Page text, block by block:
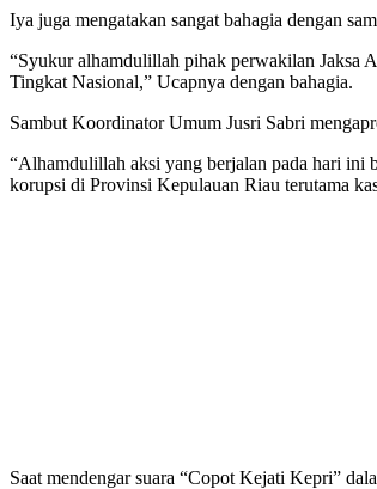
Iya juga mengatakan sangat bahagia dengan
“Syukur alhamdulillah pihak perwakilan Jaksa
Tingkat Nasional,” Ucapnya dengan bahagia.
Sambut Koordinator Umum Jusri Sabri
“Alhamdulillah aksi yang berjalan pada hari ini
korupsi di Provinsi Kepulauan Riau terutama
Saat mendengar suara “Copot Kejati Kepri”